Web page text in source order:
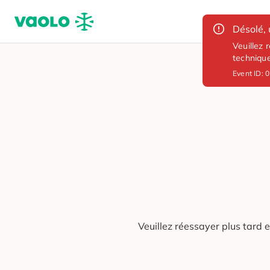
Désolé,
Veuillez
Event ID:
Veuillez réessayer plus tard